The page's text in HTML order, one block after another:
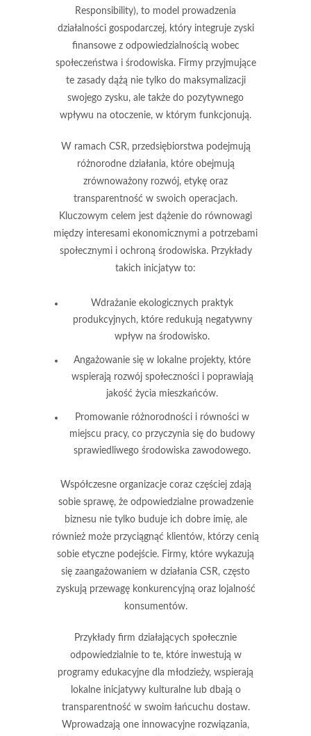
Responsibility), to model prowadzenia
działalności gospodarczej, który integruje zyski
finansowe z odpowiedzialnością wobec
społeczeństwa i środowiska. Firmy przyjmujące
te zasady dążą nie tylko do maksymalizacji
swojego zysku, ale także do pozytywnego
wpływu na otoczenie, w którym funkcjonują.
W ramach CSR, przedsiębiorstwa podejmują
różnorodne działania, które obejmują
zrównoważony rozwój, etykę oraz
transparentność w swoich operacjach.
Kluczowym celem jest dążenie do równowagi
między interesami ekonomicznymi a potrzebami
społecznymi i ochroną środowiska. Przykłady
takich inicjatyw to:
Wdrażanie ekologicznych praktyk
produkcyjnych, które redukują negatywny
wpływ na środowisko.
Angażowanie się w lokalne projekty, które
wspierają rozwój społeczności i poprawiają
jakość życia mieszkańców.
Promowanie różnorodności i równości w
miejscu pracy, co przyczynia się do budowy
sprawiedliwego środowiska zawodowego.
Współczesne organizacje coraz częściej zdają
sobie sprawę, że odpowiedzialne prowadzenie
biznesu nie tylko buduje ich dobre imię, ale
również może przyciągnąć klientów, którzy cenią
sobie etyczne podejście. Firmy, które wykazują
się zaangażowaniem w działania CSR, często
zyskują przewagę konkurencyjną oraz lojalność
konsumentów.
Przykłady firm działających społecznie
odpowiedzialnie to te, które inwestują w
programy edukacyjne dla młodzieży, wspierają
lokalne inicjatywy kulturalne lub dbają o
transparentność w swoim łańcuchu dostaw.
Wprowadzają one innowacyjne rozwiązania,